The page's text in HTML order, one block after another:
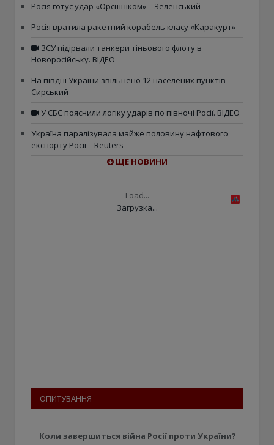
Росія готує удар «Орєшніком» – Зеленський
Росія вратила ракетний корабель класу «Каракурт»
ЗСУ підірвали танкери тіньового флоту в
Новоросійську. ВІДЕО
На півдні України звільнено 12 населених пунктів –
Сирський
У СБС пояснили логіку ударів по півночі Росії. ВІДЕО
Україна паралізувала майже половину нафтового
експорту Росії – Reuters
ЩЕ НОВИНИ
Load...
Загрузка...
ОПИТУВАННЯ
Коли завершиться війна Росії проти України?